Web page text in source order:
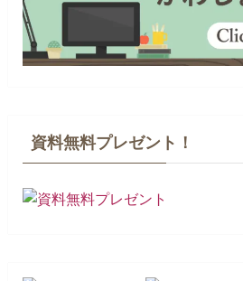
資料無料プレゼント！